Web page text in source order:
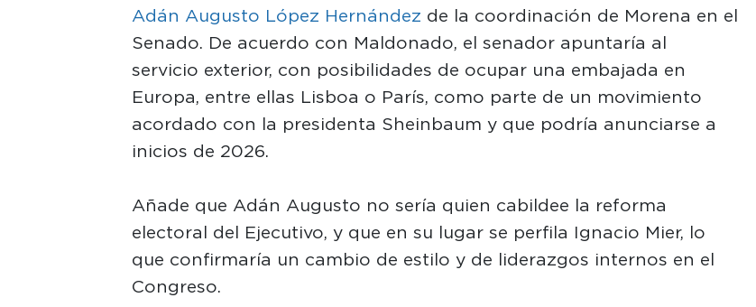
Adán Augusto López Hernández de la coordinación de Morena en el
Senado. De acuerdo con Maldonado, el senador apuntaría al
servicio exterior, con posibilidades de ocupar una embajada en
Europa, entre ellas Lisboa o París, como parte de un movimiento
acordado con la presidenta Sheinbaum y que podría anunciarse a
inicios de 2026.
Añade que Adán Augusto no sería quien cabildee la reforma
electoral del Ejecutivo, y que en su lugar se perfila Ignacio Mier, lo
que confirmaría un cambio de estilo y de liderazgos internos en el
Congreso.